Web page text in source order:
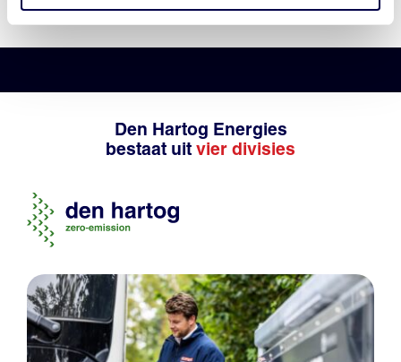
Den Hartog Energies
bestaat uit vier divisies